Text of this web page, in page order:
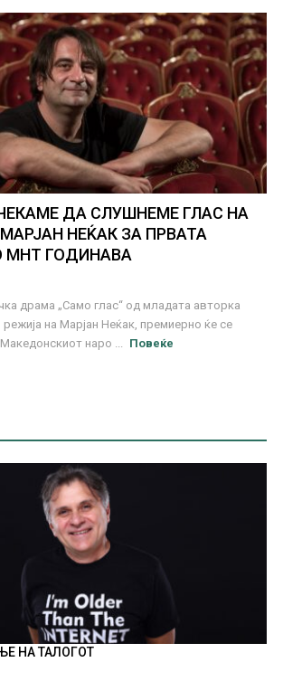
ДА СЛУШНЕМЕ ГЛАС НА
НЕЌАК ЗА ПРВАТА
МНТ ГОДИНАВА
драма „Само глас“ од младата авторка
на Марјан Неќак, премиерно ќе се
наро ...
Повеќе
НА ТАЛОГОТ